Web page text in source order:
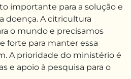
importante para a solução e
doença. A citricultura
o mundo e precisamos
forte para manter essa
A prioridade do ministério é
e apoio à pesquisa para o